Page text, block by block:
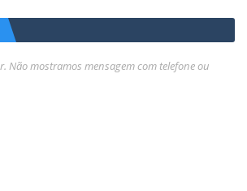
Não mostramos mensagem com telefone ou